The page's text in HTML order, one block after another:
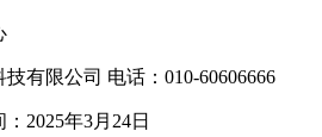
有限公司 电话：010-60606666
2025年3月24日